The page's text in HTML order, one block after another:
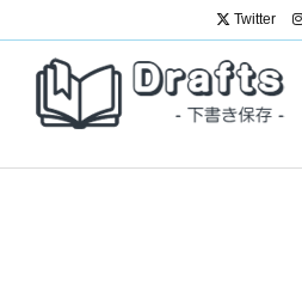
Twitter